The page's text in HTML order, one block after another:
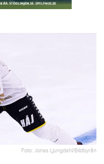
Foto: Jonas Ljungdahl/Bildbyrån